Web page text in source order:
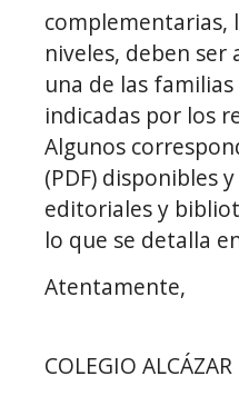
complementarias,
niveles, deben ser
una de las
indicadas por los
Algunos
(PDF) disponibles
editoriales y
lo que se detalla
Atentamente,
COLEGIO